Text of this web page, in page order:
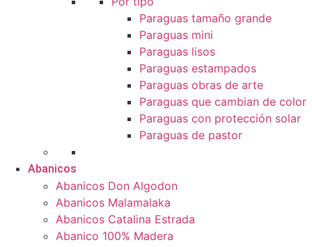
Paraguas tamaño grande
Paraguas mini
Paraguas lisos
Paraguas estampados
Paraguas obras de arte
Paraguas que cambian de color
Paraguas con protección solar
Paraguas de pastor
Abanicos
Abanicos Don Algodon
Abanicos Malamalaka
Abanicos Catalina Estrada
Abanico 100% Madera